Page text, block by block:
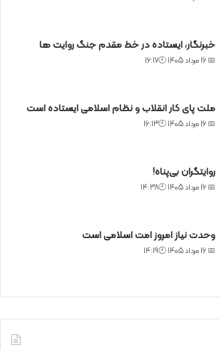
خبرنگار، ایستاده در خط مقدم جنگ روایت ها
📅 16 مرداد 1405 🕙16:17
ملت پای کار انقلاب و نظام اسلامی ایستاده است
📅 16 مرداد 1405 🕙16:13
روایتگران بی‌پناه!
📅 16 مرداد 1405 🕙14:38
وحدت نیاز امروز امت اسلامی است
📅 16 مرداد 1405 🕙14:19